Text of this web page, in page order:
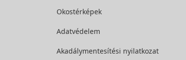
Okostérképek
Adatvédelem
Akadálymentesítési nyilatkozat